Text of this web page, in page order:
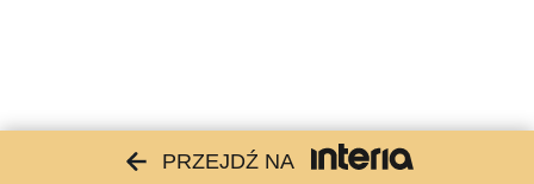
PRZEJDŹ NA